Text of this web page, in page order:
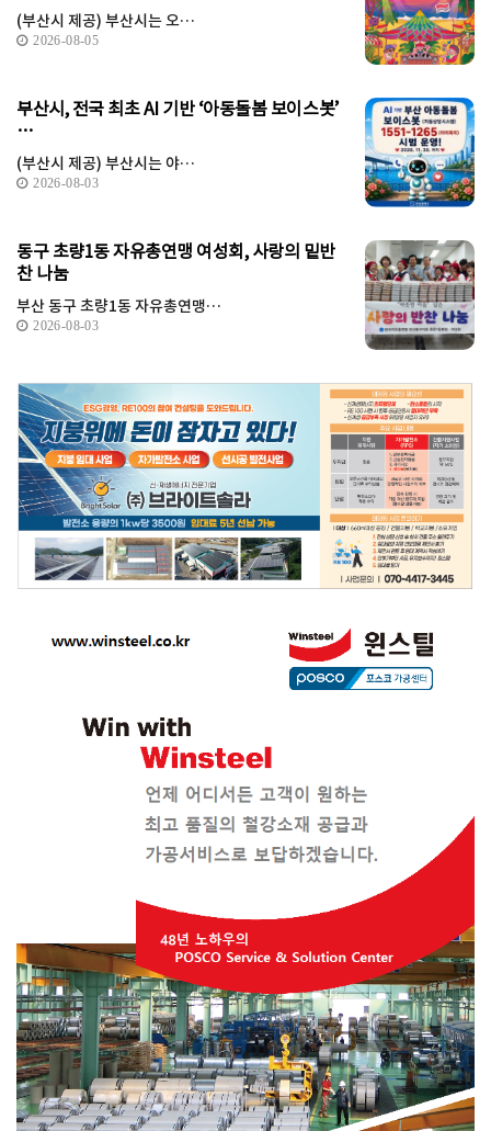
(부산시 제공) 부산시는 오…
2026-08-05
부산시, 전국 최초 AI 기반 ‘아동돌봄 보이스봇’
…
(부산시 제공) 부산시는 야…
2026-08-03
동구 초량1동 자유총연맹 여성회, 사랑의 밑반
찬 나눔
부산 동구 초량1동 자유총연맹…
2026-08-03